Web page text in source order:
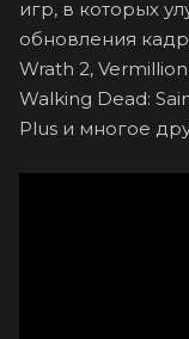
игр, в которых
обновления
Wrath 2,
Walking Dead:
Plus и многое